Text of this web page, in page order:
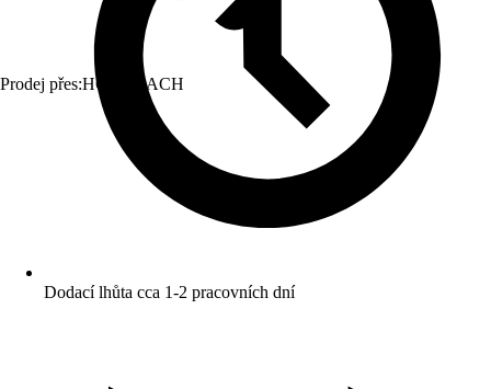
Prodej přes:HORNBACH
Dodací lhůta cca 1-2 pracovních dní